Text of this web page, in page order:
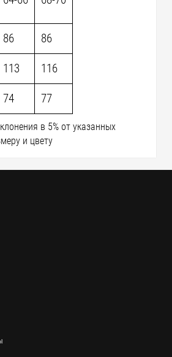
86 86
113 116
74 77
в 5% от указанных
и цвету